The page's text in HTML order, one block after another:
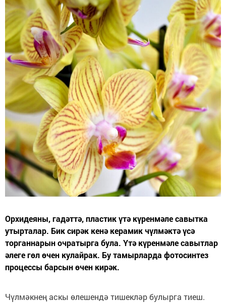
Орхидеяны, гадәттә, пластик үтә күренмәле савытка
утырталар. Бик сирәк кенә керамик чүлмәктә үсә
торганнарын очратырга була. Үтә күренмәле савытлар
әлеге гөл өчен кулайрак. Бу тамырларда фотосинтез
процессы барсын өчен кирәк.
Чүлмәкнең аскы өлешендә тишекләр булырга тиеш.